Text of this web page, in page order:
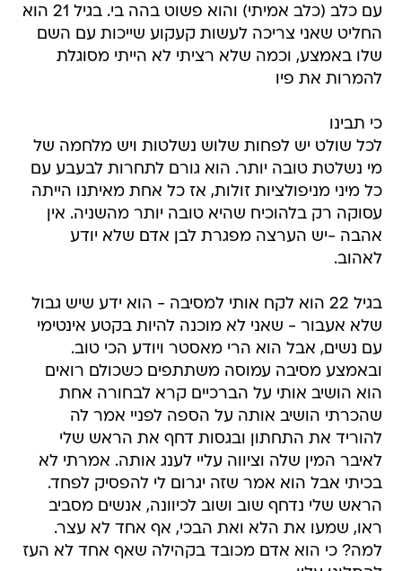
עם כלב (כלב אמיתי) והוא פשוט בהה בי. בגיל 21 הוא
החליט שאני צריכה לעשות קעקוע שייכות עם השם
שלו באמצע, וכמה שלא רציתי לא הייתי מסוגלת
להמרות את פיו
כי תבינו
לכל שולט יש לפחות שלוש נשלטות ויש מלחמה של
מי נשלטת טובה יותר. הוא גורם לתחרות לבעבע עם
כל מיני מניפולציות זולות, אז כל אחת מאיתנו הייתה
עסוקה רק בלהוכיח שהיא טובה יותר מהשניה. אין
אהבה -יש הערצה מפגרת לבן אדם שלא יודע
לאהוב.
בגיל 22 הוא לקח אותי למסיבה - הוא ידע שיש גבול
שלא אעבור - שאני לא מוכנה להיות בקטע אינטימי
עם נשים, אבל הוא הרי מאסטר ויודע הכי טוב.
ובאמצע מסיבה עמוסה משתתפים כשכולם רואים
הוא הושיב אותי על הברכיים קרא לבחורה אחת
שהכרתי הושיב אותה על הספה לפניי אמר לה
להוריד את התחתון ובגסות דחף את הראש שלי
לאיבר המין שלה וציווה עליי לענג אותה. אמרתי לא
בכיתי אבל הוא אמר שזה יגרום לי להפסיק לפחד.
הראש שלי נדחף שוב ושוב לכיוונה, אנשים מסביב
ראו, שמעו את הלא ואת הבכי, אף אחד לא עצר.
למה? כי הוא אדם מכובד בקהילה שאף אחד לא העז